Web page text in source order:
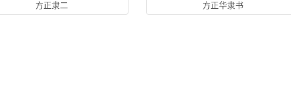
方正隶二 方正华隶书